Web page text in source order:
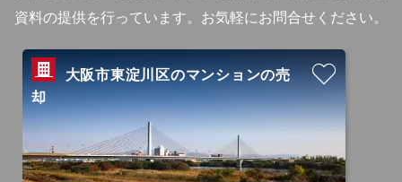
資料の提供を行っています。お気軽にお問合せください。
大阪市東淀川区のマンションの売
却